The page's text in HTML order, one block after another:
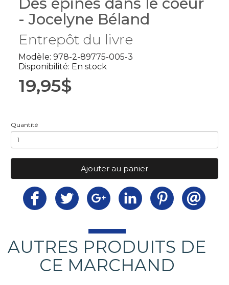
- Jocelyne Béland
Entrepôt du livre
Modèle: 978-2-89775-005-3
Disponibilité: En stock
19,95$
Quantité
Ajouter au panier
AUTRES PRODUITS DE
CE MARCHAND